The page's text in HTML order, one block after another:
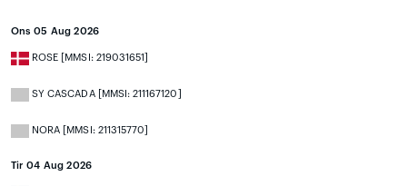
Ons 05 Aug 2026
ROSE [MMSI: 219031651]
SY CASCADA [MMSI: 211167120]
NORA [MMSI: 211315770]
Tir 04 Aug 2026